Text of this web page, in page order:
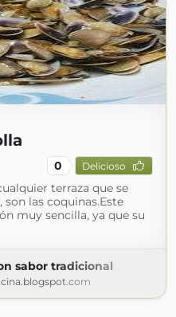
0 Delicioso
terraza que se
las coquinas.Este
muy sencilla, ya que su
sabor tradicional